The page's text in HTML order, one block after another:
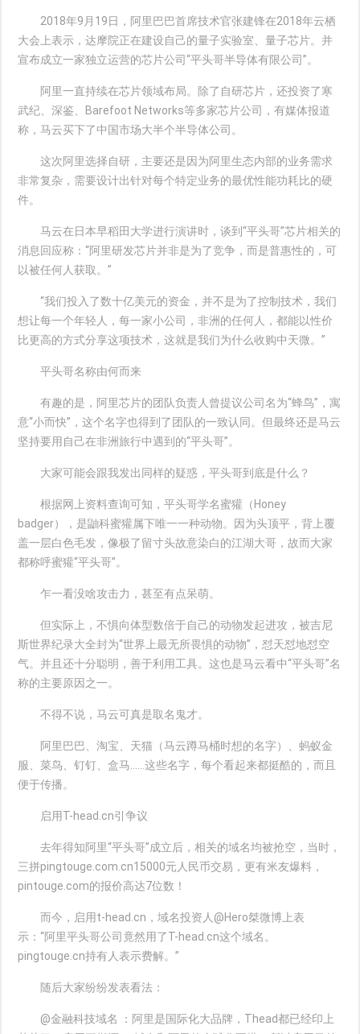
2018年9月19日，阿里巴巴首席技术官张建锋在2018年云栖
大会上表示，达摩院正在建设自己的量子实验室、量子芯片。并
宣布成立一家独立运营的芯片公司“平头哥半导体有限公司”。
阿里一直持续在芯片领域布局。除了自研芯片，还投资了寒
武纪、深鉴、Barefoot Networks等多家芯片公司，有媒体报道
称，马云买下了中国市场大半个半导体公司。
这次阿里选择自研，主要还是因为阿里生态内部的业务需求
非常复杂，需要设计出针对每个特定业务的最优性能功耗比的硬
件。
马云在日本早稻田大学进行演讲时，谈到“平头哥”芯片相关的
消息回应称：“阿里研发芯片并非是为了竞争，而是普惠性的，可
以被任何人获取。”
“我们投入了数十亿美元的资金，并不是为了控制技术，我们
想让每一个年轻人，每一家小公司，非洲的任何人，都能以性价
比更高的方式分享这项技术，这就是我们为什么收购中天微。”
平头哥名称由何而来
有趣的是，阿里芯片的团队负责人曾提议公司名为“蜂鸟”，寓
意“小而快”，这个名字也得到了团队的一致认同。但最终还是马云
坚持要用自己在非洲旅行中遇到的“平头哥”。
大家可能会跟我发出同样的疑惑，平头哥到底是什么？
根据网上资料查询可知，平头哥学名蜜獾（Honey
badger），是鼬科蜜獾属下唯一一种动物。因为头顶平，背上覆
盖一层白色毛发，像极了留寸头故意染白的江湖大哥，故而大家
都称呼蜜獾“平头哥”。
乍一看没啥攻击力，甚至有点呆萌。
但实际上，不惧向体型数倍于自己的动物发起进攻，被吉尼
斯世界纪录大全封为“世界上最无所畏惧的动物”，怼天怼地怼空
气。并且还十分聪明，善于利用工具。这也是马云看中“平头哥”名
称的主要原因之一。
不得不说，马云可真是取名鬼才。
阿里巴巴、淘宝、天猫（马云蹲马桶时想的名字）、蚂蚁金
服、菜鸟、钉钉、盒马……这些名字，每个看起来都挺酷的，而且
便于传播。
启用T-head.cn引争议
去年得知阿里“平头哥”成立后，相关的域名均被抢空，当时，
三拼pingtouge.com.cn15000元人民币交易，更有米友爆料，
pintouge.com的报价高达7位数！
而今，启用t-head.cn，域名投资人@Hero桀微博上表
示：“阿里平头哥公司竟然用了T-head.cn这个域名。
pingtouge.cn持有人表示费解。”
随后大家纷纷发表看法：
@金融科技域名 ：阿里是国际化大品牌，Thead都已经印上